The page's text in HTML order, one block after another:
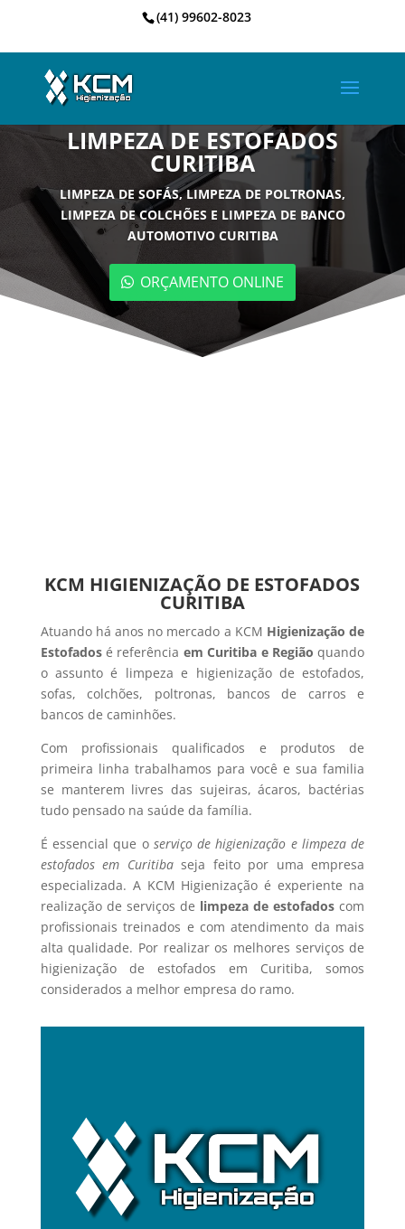
(41) 99602-8023
LIMPEZA DE ESTOFADOS
CURITIBA
LIMPEZA DE SOFÁS, LIMPEZA DE POLTRONAS,
LIMPEZA DE COLCHÕES E LIMPEZA DE BANCO
AUTOMOTIVO CURITIBA
ORÇAMENTO ONLINE
KCM HIGIENIZAÇÃO DE ESTOFADOS
CURITIBA
Atuando há anos no mercado a KCM Higienização de
Estofadosé referência em Curitiba e Região quando
o assunto é limpeza e higienização de estofados,
sofas, colchões, poltronas, bancos de carros e
bancos de caminhões.
Com profissionais qualificados e produtos de
primeira linha trabalhamos para você e sua familia
se manterem livres das sujeiras, ácaros, bactérias
tudo pensado na saúde da família.
É essencial que o serviço de higienização e limpeza de
estofados em Curitibaseja feito por uma empresa
especializada. A KCM Higienização é experiente na
realização de serviços de limpeza de estofados com
profissionais treinados e com atendimento da mais
alta qualidade. Por realizar os melhores serviços de
higienização de estofados em Curitiba, somos
considerados a melhor empresa do ramo.